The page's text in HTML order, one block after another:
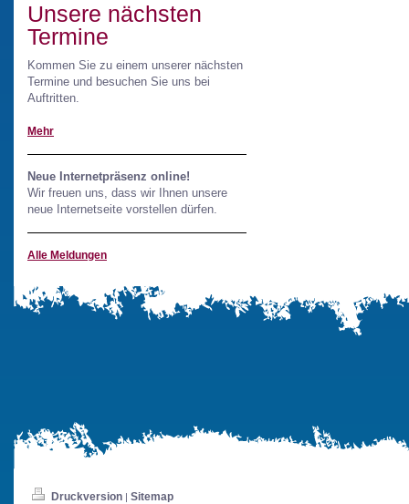
Unsere nächsten
Termine
Kommen Sie zu einem unserer nächsten
Termine und besuchen Sie uns bei
Auftritten.
Mehr
Neue Internetpräsenz online!
Wir freuen uns, dass wir Ihnen unsere
neue Internetseite vorstellen dürfen.
Alle Meldungen
Druckversion | Sitemap